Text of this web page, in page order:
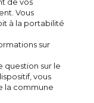
de vos
Vous
à la portabilité
sur
question sur le
vous
la commune